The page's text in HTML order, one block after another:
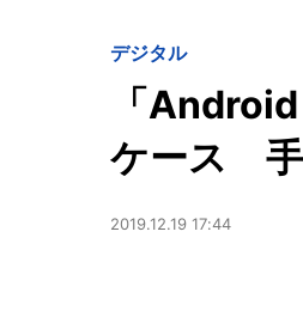
デジタル
「
ケース 手
2019.12.19 17:44